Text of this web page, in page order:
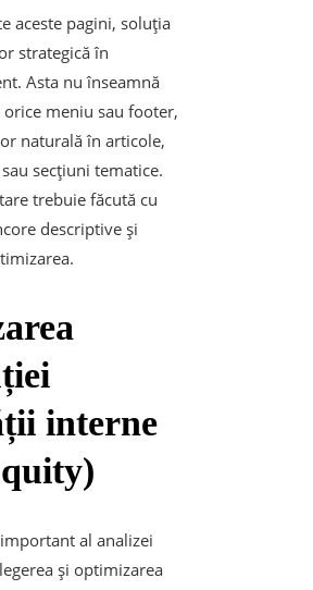
aceste pagini, soluția
strategică în
Asta nu înseamnă
meniu sau footer,
naturală în articole,
secțiuni tematice.
trebuie făcută cu
descriptive și
interne
al analizei
și optimizarea